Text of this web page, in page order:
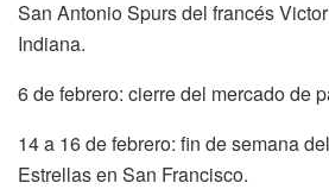
San Antonio Spurs del francés
Indiana.
6 de febrero: cierre del mercado de
14 a 16 de febrero: fin de semana
Estrellas en San Francisco.